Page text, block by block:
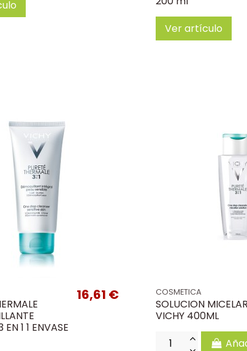
Ver artículo
EN 1 1 ENVASE
16,61 € COSMETICA
SOLUCION MICELAR
VICHY 400ML